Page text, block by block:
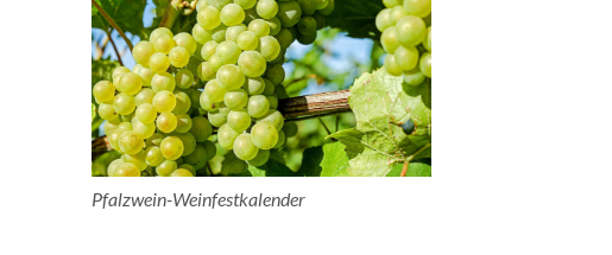
Pfalzwein-Weinfestkalender